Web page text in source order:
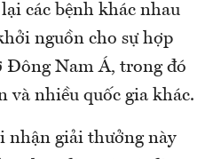
các bệnh khác nhau
nguồn cho sự hợp
Đông Nam Á, trong đó
và nhiều quốc gia khác.
nhận giải thưởng này